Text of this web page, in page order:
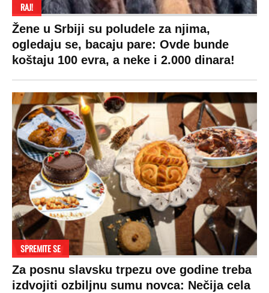
RAJ!
Žene u Srbiji su poludele za njima,
ogledaju se, bacaju pare: Ovde bunde
koštaju 100 evra, a neke i 2.000 dinara!
SPREMITE SE
Za posnu slavsku trpezu ove godine treba
izdvojiti ozbiljnu sumu novca: Nečija cela